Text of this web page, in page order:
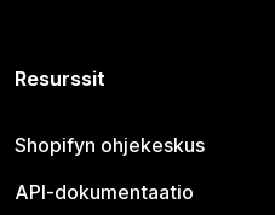
Resurssit
Shopifyn ohjekeskus
API-dokumentaatio